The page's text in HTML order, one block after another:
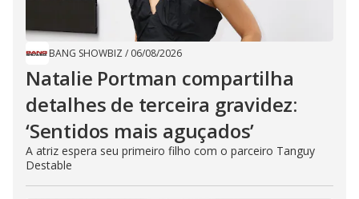
BANG SHOWBIZ / 06/08/2026
Natalie Portman compartilha
detalhes de terceira gravidez:
‘Sentidos mais aguçados’
A atriz espera seu primeiro filho com o parceiro Tanguy
Destable